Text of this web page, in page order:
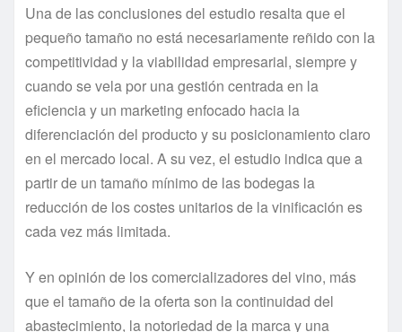
Una de las conclusiones del estudio resalta que el
pequeño tamaño no está necesariamente reñido con la
competitividad y la viabilidad empresarial, siempre y
cuando se vela por una gestión centrada en la
eficiencia y un marketing enfocado hacia la
diferenciación del producto y su posicionamiento claro
en el mercado local. A su vez, el estudio indica que a
partir de un tamaño mínimo de las bodegas la
reducción de los costes unitarios de la vinificación es
cada vez más limitada.
Y en opinión de los comercializadores del vino, más
que el tamaño de la oferta son la continuidad del
abastecimiento, la notoriedad de la marca y una